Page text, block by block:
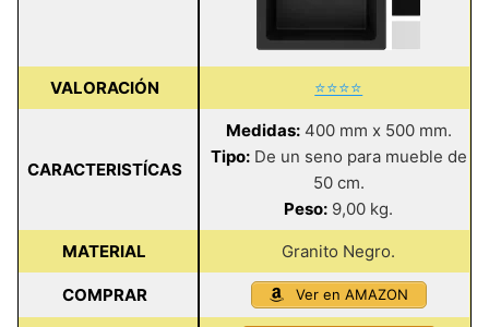
VALORACIÓN ⭐⭐⭐⭐
CARACTERISTÍCAS
Medidas:400 mm x 500 mm.
Tipo:De un seno para mueble de
50 cm.
Peso: 9,00 kg.
MATERIAL Granito Negro.
COMPRAR Ver en AMAZON